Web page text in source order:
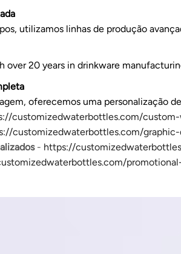
utilizamos linhas de produção
over 20 years in drinkware
oferecemos uma personalização
customizedwaterbottles.com/
customizedwaterbottles.com/
- https://